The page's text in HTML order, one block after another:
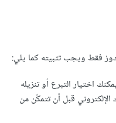
اختيار التبرع أو تنزيله
قبل أن تتمكّن من